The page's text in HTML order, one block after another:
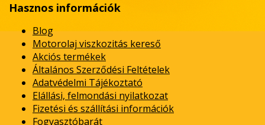
Hasznos információk
Blog
Motorolaj viszkozitás kereső
Akciós termékek
Általános Szerződési Feltételek
Adatvédelmi Tájékoztató
Elállási, felmondási nyilatkozat
Fizetési és szállítási információk
Fogyasztóbarát